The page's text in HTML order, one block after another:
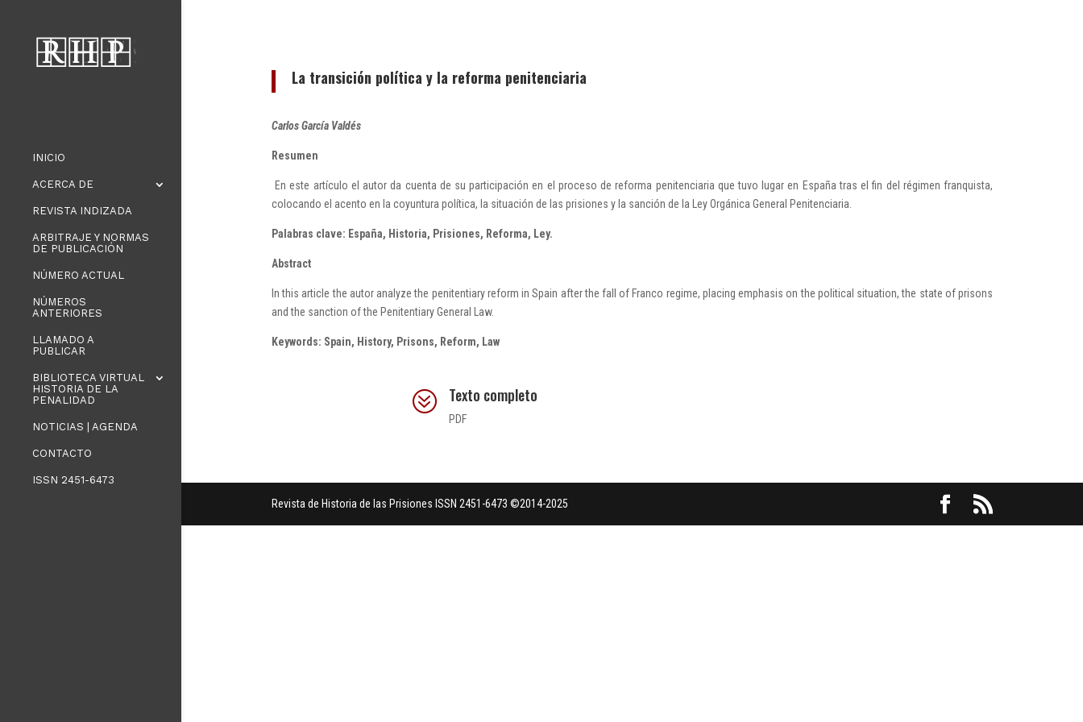
INICIO
ACERCA DE
REVISTA INDIZADA
ARBITRAJE Y NORMAS
DE PUBLICACIÓN
NÚMERO ACTUAL
NÚMEROS
ANTERIORES
LLAMADO A
PUBLICAR
BIBLIOTECA VIRTUAL
HISTORIA DE LA
PENALIDAD
NOTICIAS | AGENDA
CONTACTO
ISSN 2451-6473
La transición política y la reforma penitenciaria
Carlos García Valdés
Resumen
En este artículo el autor da cuenta de su participación en el proceso de reforma penitenciaria que tuvo lugar en España tras el fin del régimen franquista,
colocando el acento en la coyuntura política, la situación de las prisiones y la sanción de la Ley Orgánica General Penitenciaria.
Palabras clave: España, Historia, Prisiones, Reforma, Ley.
Abstract
In this article the autor analyze the penitentiary reform in Spain after the fall of Franco regime, placing emphasis on the political situation, the state of prisons
and the sanction of the Penitentiary General Law.
Keywords: Spain, History, Prisons, Reform, Law
? Texto completo
PDF
Revista de Historia de las Prisiones ISSN 2451-6473 ©2014-2025